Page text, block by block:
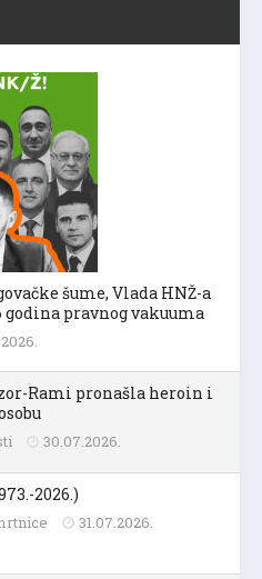
šume, Vlada HNŽ-a
godina pravnog vakuuma
Rami pronašla heroin i
30.07.2026.
2026.)
31.07.2026.